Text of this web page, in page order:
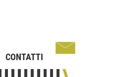
CONTATTI